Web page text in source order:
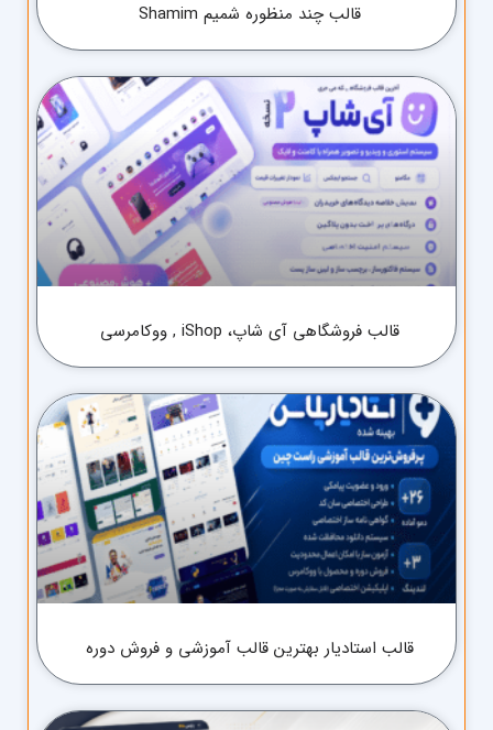
قالب چند منظوره شمیم Shamim
قالب فروشگاهی آی شاپ، iShop , ووکامرسی
قالب استادیار بهترین قالب آموزشی و فروش دوره